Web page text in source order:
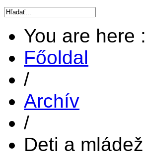
You are here :
Főoldal
/
Archív
/
Deti a mládež